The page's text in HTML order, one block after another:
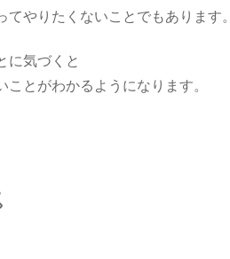
てやりたくないことでもあります。
に気づくと
ことがわかるようになります。